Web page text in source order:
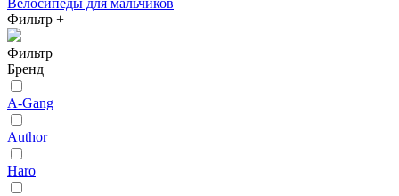
Фильтр +
Фильтр
Бренд
A-Gang
Author
Haro